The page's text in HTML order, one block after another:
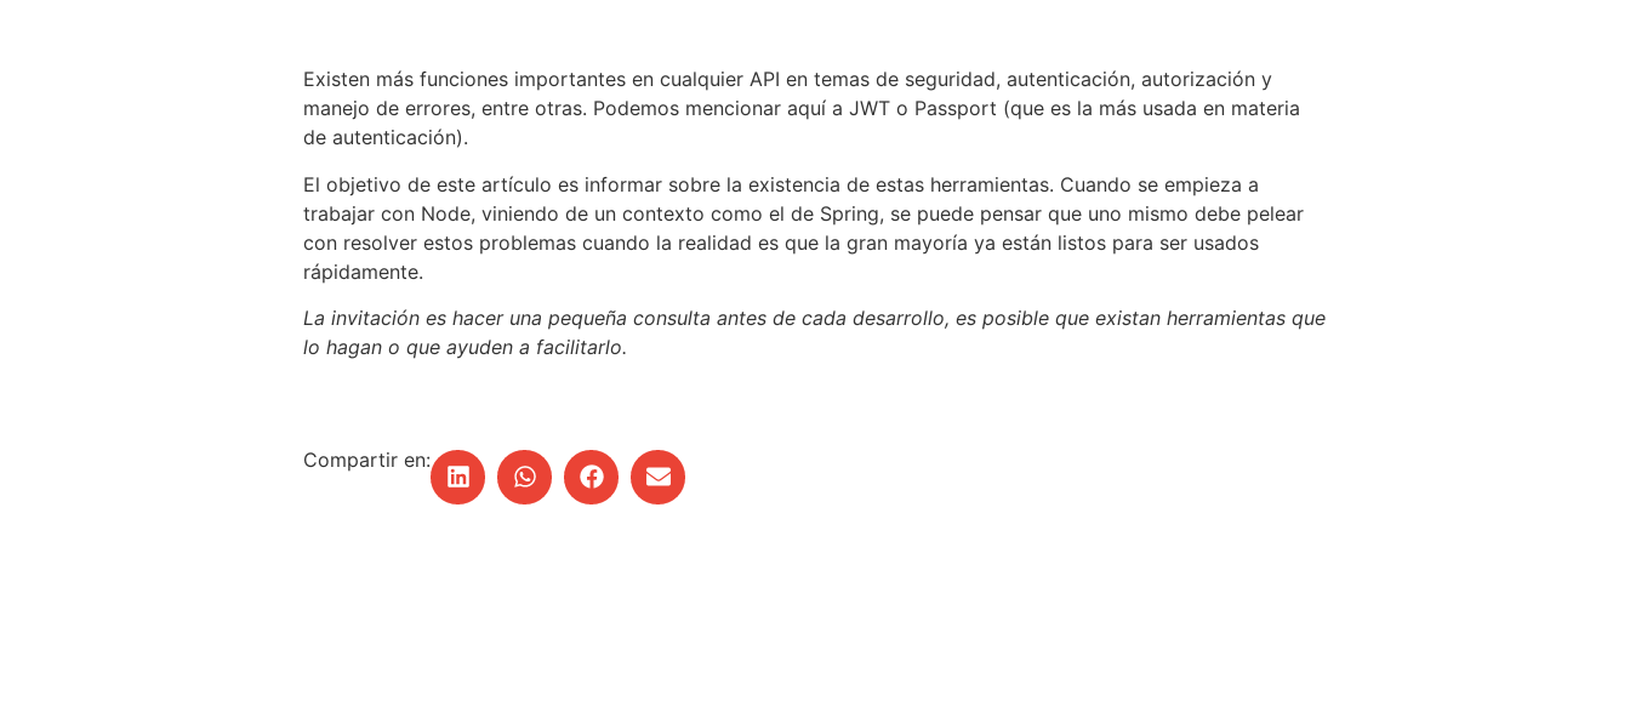
Existen más funciones importantes en cualquier API en temas de seguridad, autenticación, autorización y
manejo de errores, entre otras. Podemos mencionar aquí a JWT o Passport (que es la más usada en materia
de autenticación).
El objetivo de este artículo es informar sobre la existencia de estas herramientas. Cuando se empieza a
trabajar con Node, viniendo de un contexto como el de Spring, se puede pensar que uno mismo debe pelear
con resolver estos problemas cuando la realidad es que la gran mayoría ya están listos para ser usados
rápidamente.
La invitación es hacer una pequeña consulta antes de cada desarrollo, es posible que existan herramientas que
lo hagan o que ayuden a facilitarlo.
Compartir en: